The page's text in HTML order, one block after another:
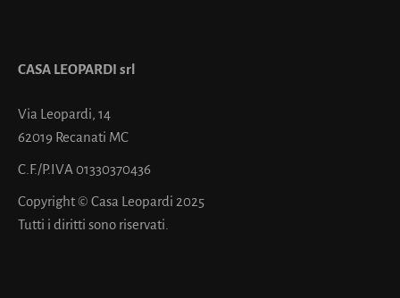
CASA LEOPARDI srl
Via Leopardi, 14
62019 Recanati MC
C.F./P.IVA 01330370436
Copyright © Casa Leopardi 2025
Tutti i diritti sono riservati.